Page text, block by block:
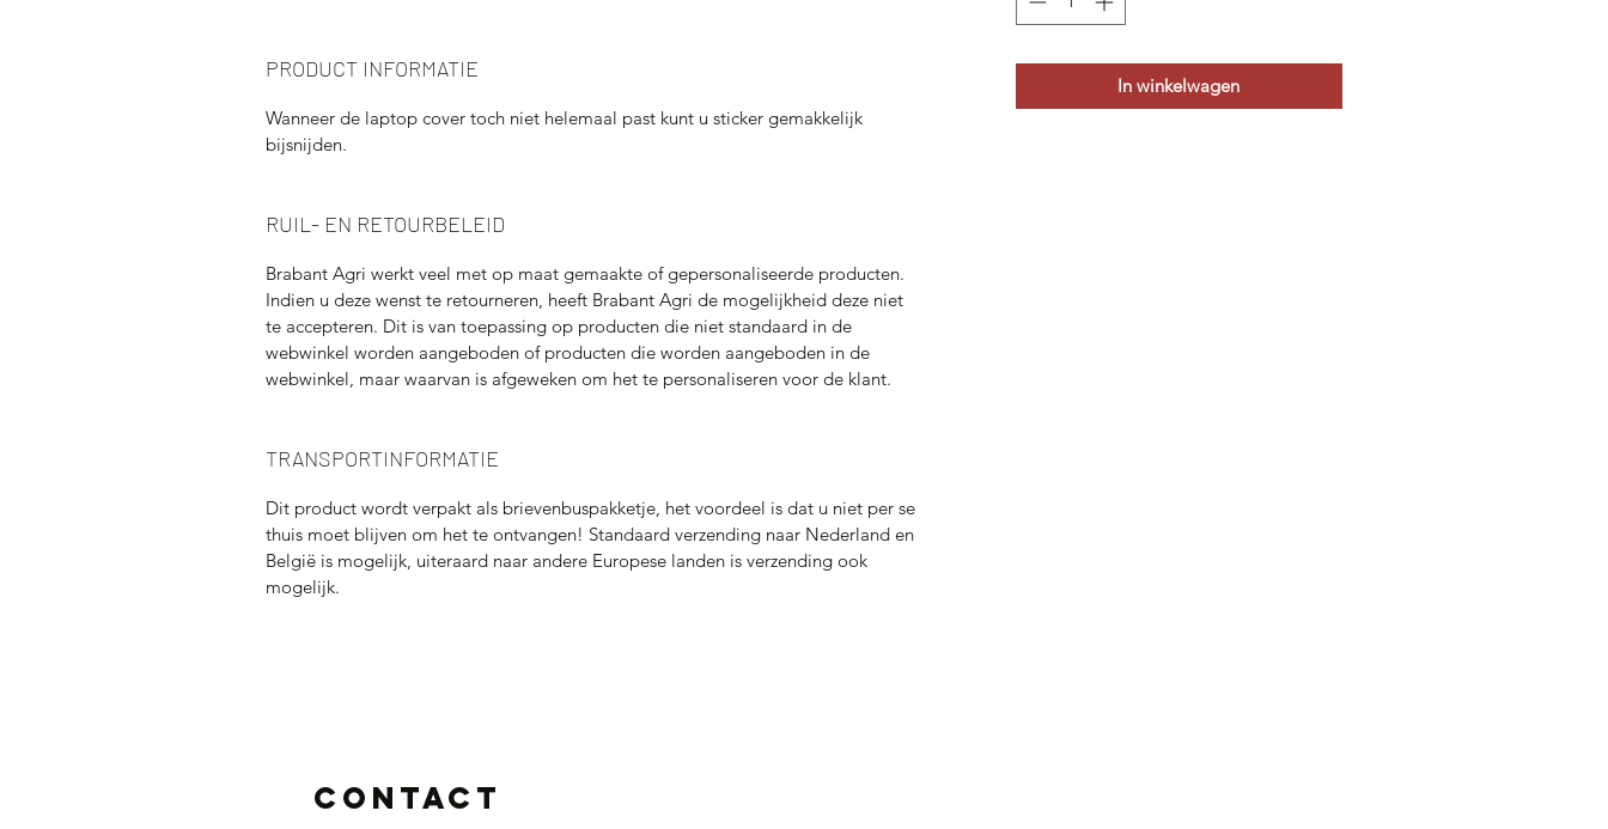
PRODUCT INFORMATIE
Wanneer de laptop cover toch niet helemaal past kunt u sticker gemakkelijk
bijsnijden.
RUIL- EN RETOURBELEID
Brabant Agri werkt veel met op maat gemaakte of gepersonaliseerde producten.
Indien u deze wenst te retourneren, heeft Brabant Agri de mogelijkheid deze niet
te accepteren. Dit is van toepassing op producten die niet standaard in de
webwinkel worden aangeboden of producten die worden aangeboden in de
webwinkel, maar waarvan is afgeweken om het te personaliseren voor de klant.
TRANSPORTINFORMATIE
Dit product wordt verpakt als brievenbuspakketje, het voordeel is dat u niet per se
thuis moet blijven om het te ontvangen! Standaard verzending naar Nederland en
België is mogelijk, uiteraard naar andere Europese landen is verzending ook
mogelijk.
In winkelwagen
Contact